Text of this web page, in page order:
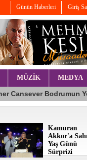
Günün Haberleri Giriş
MÜZİK MEDYA
Kamuran
Akkor'a
Yaş Günü
Sürprizi